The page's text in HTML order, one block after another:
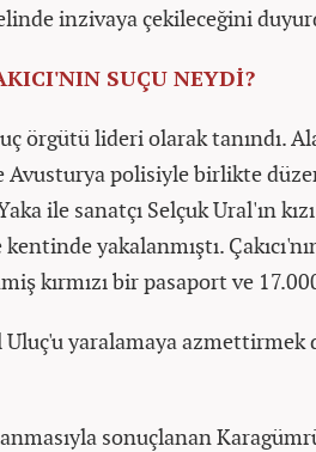
inzivaya çekileceğini
SUÇU NEYDİ?
örgütü lideri olarak tanındı.
Avusturya polisiyle birlikte
ile sanatçı Selçuk Ural'ın
yakalanmıştı.
kırmızı bir pasaport ve
Uluç'u yaralamaya azmettirmek
sonuçlanan